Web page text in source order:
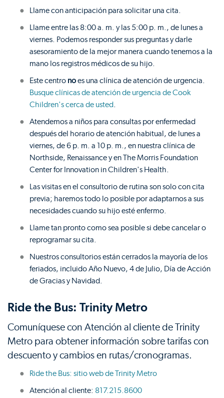
Llame con anticipación para solicitar una cita.
Llame entre las 8:00 a. m. y las 5:00 p. m., de lunes a
viernes. Podemos responder sus preguntas y darle
asesoramiento de la mejor manera cuando tenemos a la
mano los registros médicos de su hijo.
Este centro noes una clínica de atención de urgencia.
Busque clínicas de atención de urgencia de Cook
Children's cerca de usted
Atendemos a niños para consultas por enfermedad
después del horario de atención habitual, de lunes a
viernes, de 6 p. m. a 10 p. m., en nuestra clínica de
Northside, Renaissance y en The Morris Foundation
Center for Innovation in Children's Health.
Las visitas en el consultorio de rutina son solo con cita
previa; haremos todo lo posible por adaptarnos a sus
necesidades cuando su hijo esté enfermo.
Llame tan pronto como sea posible si debe cancelar o
reprogramar su cita.
Nuestros consultorios están cerrados la mayoría de los
feriados, incluido Año Nuevo, 4 de Julio, Día de Acción
de Gracias y Navidad.
Ride the Bus: Trinity Metro
Comuníquese con Atención al cliente de Trinity
Metro para obtener información sobre tarifas con
descuento y cambios en rutas/cronogramas.
Ride the Bus: sitio web de Trinity Metro
Atención al cliente: 817.215.8600